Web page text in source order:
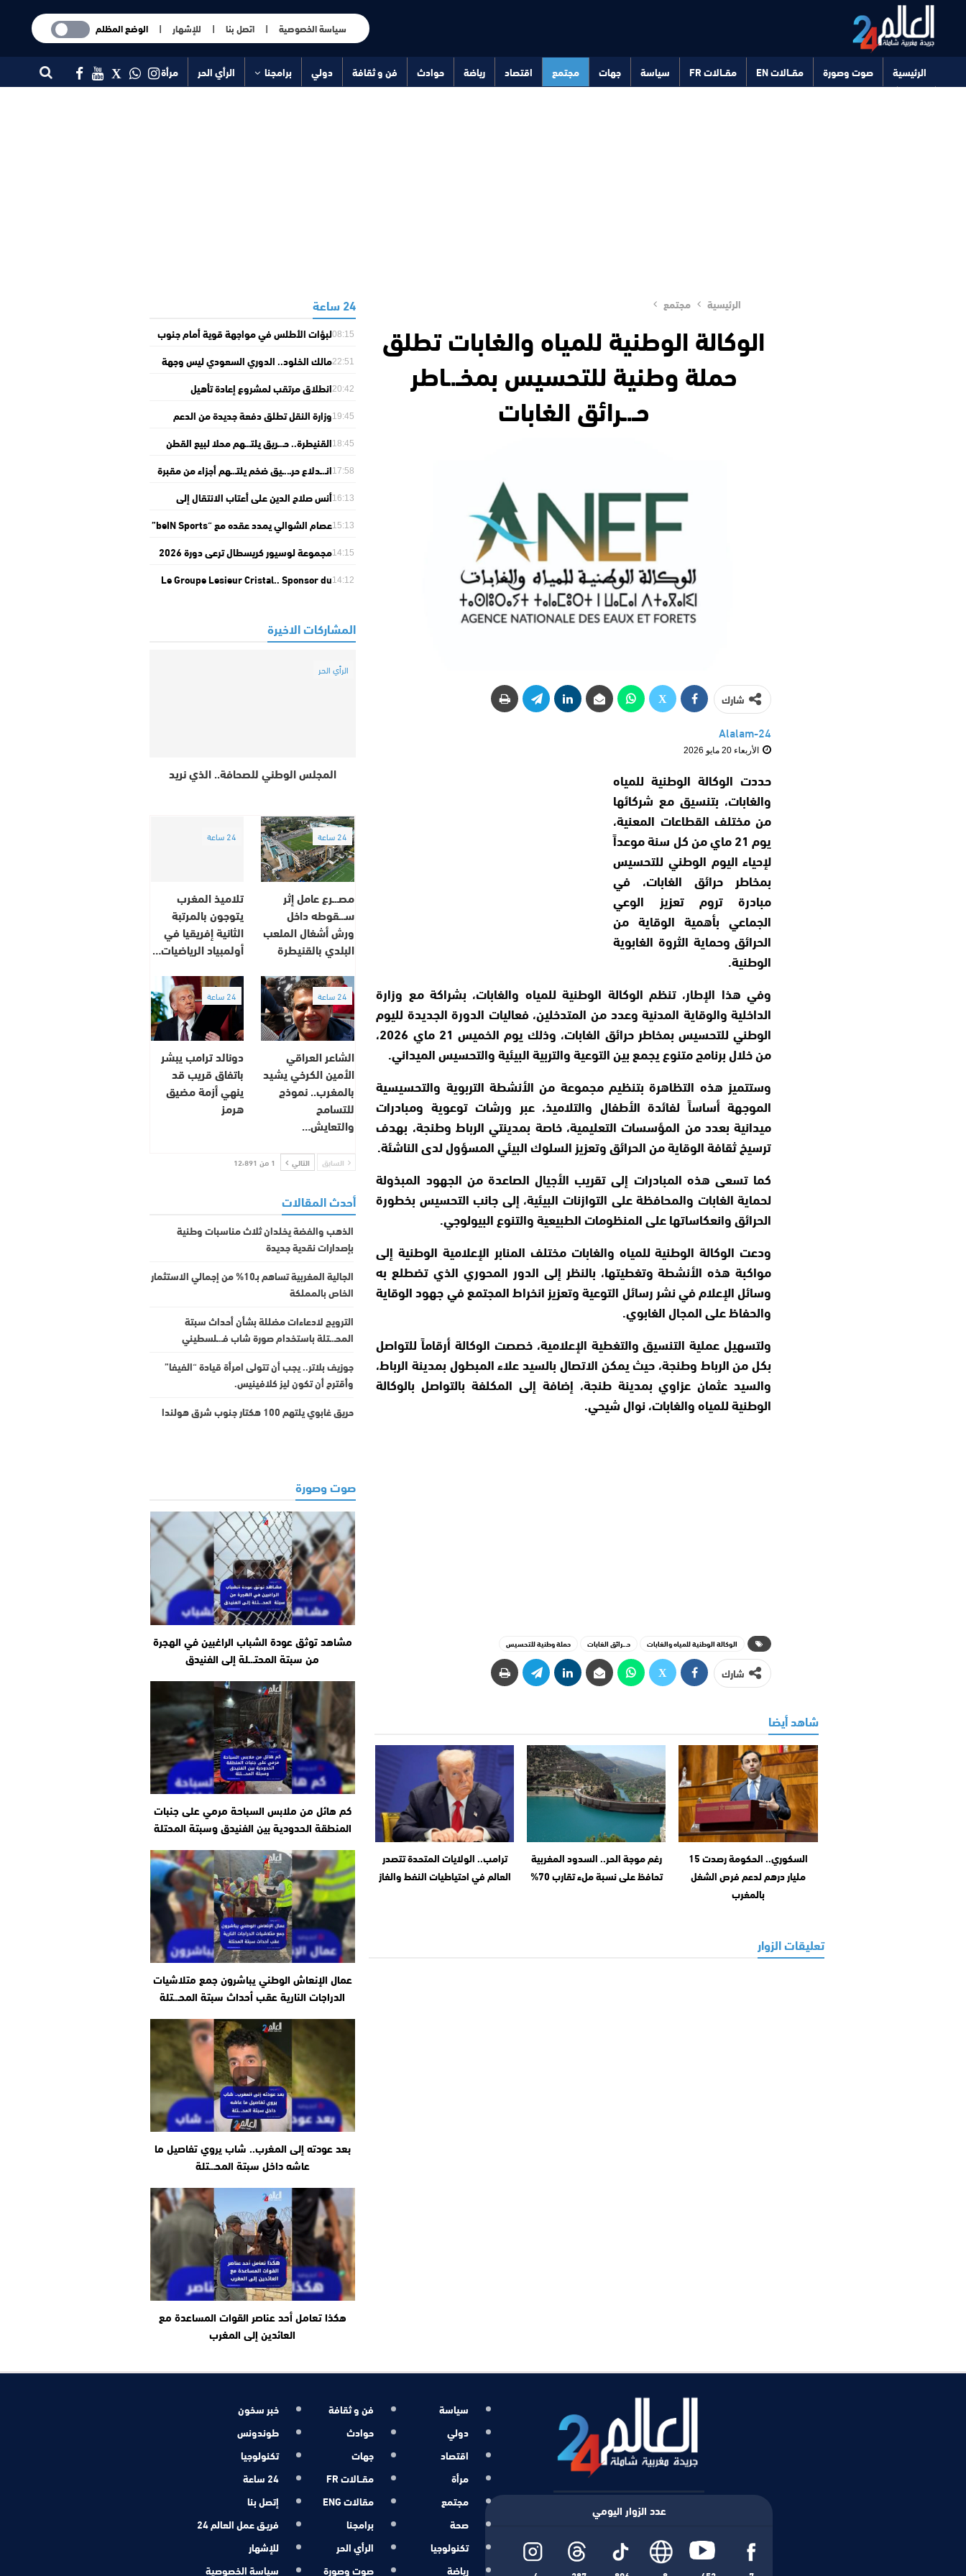
سياسة الخصوصية |اتصل بنا | للإشهار |الوضع المظلم
الرئيسية صوت وصورة مقــالات EN مقــالات FR سياسة جهات مجتمع اقتصاد رياضة حوادث فن و ثقافة دولي برامجنا الرأي الحر
مرأة
الرئيسية مجتمع
الوكالة الوطنية للمياه والغابات تطلق
حملة وطنية للتحسيس بمخـ.ـاطر
حـ.ـرائق الغابات
شارك
Alalam-24
الأربعاء 20 مايو 2026
حددت الوكالة الوطنية للمياه
والغابات، بتنسيق مع شركائها
من مختلف القطاعات المعنية،
يوم 21 ماي من كل سنة موعداً
لإحياء اليوم الوطني للتحسيس
بمخاطر حرائق الغابات، في
مبادرة تروم تعزيز الوعي
الجماعي بأهمية الوقاية من
الحرائق وحماية الثروة الغابوية
الوطنية.
وفي هذا الإطار، تنظم الوكالة الوطنية للمياه والغابات، بشراكة مع وزارة
الداخلية والوقاية المدنية وعدد من المتدخلين، فعاليات الدورة الجديدة لليوم
الوطني للتحسيس بمخاطر حرائق الغابات، وذلك يوم الخميس 21 ماي 2026،
من خلال برنامج متنوع يجمع بين التوعية والتربية البيئية والتحسيس الميداني.
وستتميز هذه التظاهرة بتنظيم مجموعة من الأنشطة التربوية والتحسيسية
الموجهة أساساً لفائدة الأطفال والتلاميذ، عبر ورشات توعوية ومبادرات
ميدانية بعدد من المؤسسات التعليمية، خاصة بمدينتي الرباط وطنجة، بهدف
ترسيخ ثقافة الوقاية من الحرائق وتعزيز السلوك البيئي المسؤول لدى الناشئة.
كما تسعى هذه المبادرات إلى تقريب الأجيال الصاعدة من الجهود المبذولة
لحماية الغابات والمحافظة على التوازنات البيئية، إلى جانب التحسيس بخطورة
الحرائق وانعكاساتها على المنظومات الطبيعية والتنوع البيولوجي.
ودعت الوكالة الوطنية للمياه والغابات مختلف المنابر الإعلامية الوطنية إلى
مواكبة هذه الأنشطة وتغطيتها، بالنظر إلى الدور المحوري الذي تضطلع به
وسائل الإعلام في نشر رسائل التوعية وتعزيز انخراط المجتمع في جهود الوقاية
والحفاظ على المجال الغابوي.
ولتسهيل عملية التنسيق والتغطية الإعلامية، خصصت الوكالة أرقاماً للتواصل
بكل من الرباط وطنجة، حيث يمكن الاتصال بالسيد علاء المبطول بمدينة الرباط،
والسيد عثمان عزاوي بمدينة طنجة، إضافة إلى المكلفة بالتواصل بالوكالة
الوطنية للمياه والغابات، نوال شيحي.
الوكالة الوطنية للمياه والغابات حـ.ـرائق الغابات حملة وطنية للتحسيس
شارك
شاهد أيضا
السكوري.. الحكومة رصدت 15
مليار درهم لدعم فرص الشغل
بالمغرب
رغم موجة الحر.. السدود المغربية
تحافظ على نسبة ملء تقارب 70%
ترامب.. الولايات المتحدة تتصدر
العالم في احتياطيات النفط والغاز
تعليقات الزوار
24 ساعة
08:15لبؤات الأطلس في مواجهة قوية أمام جنوب
إفريقيا بربع نهائي “كان السيدات”
22:51مالك الخلود.. الدوري السعودي ليس وجهة
20:42انطلاق مرتقب لمشروع إعادة تأهيل
19:45وزارة النقل تطلق دفعة جديدة من الدعم
18:45القنيطرة.. حـ.ـريق يلتـ.ـهم محلا لبيع القطن
أولاد عرفة17:58انـ.ـدلاع حرـ..ـيق ضخم يلتـ.ـهم أجزاء من مقبرة
16:13أنس صلاح الدين على أعتاب الانتقال إلى
15:13
عصام الشوالي يمدد عقده مع “beIN Sports”
14:15
مجموعة لوسيور كريسطال ترعى دورة 2026
14:12
Le Groupe Lesieur Cristal.. Sponsor du
المشاركات الاخيرة
الرأي الحر
المجلس الوطني للصحافة.. الذي نريد
24 ساعة
مصـ.ـرع عامل إثر
سـ.ـقوطه داخل
ورش أشغال الملعب
البلدي بالقنيطرة
24 ساعة
تلاميذ المغرب
يتوجون بالمرتبة
الثانية إفريقيا في
أولمبياد الرياضيات…
24 ساعة
الشاعر العراقي
الأمين الكرخي يشيد
بالمغرب.. نموذج
للتسامح
والتعايش…
24 ساعة
دونالد ترامب يبشر
باتفاق قريب قد
ينهي أزمة مضيق
هرمز
السابق التالي 1 من 12٬891
أحدث المقالات
الذهب والفضة يخلدان ثلاث مناسبات وطنية
بإصدارات نقدية جديدة
الجالية المغربية تساهم بـ10% من إجمالي الاستثمار
الخاص بالمملكة
الترويج لادعاءات مضللة بشأن أحداث سبتة
المحـ.ـتلة باستخدام صورة شاب فـ.ـلسطيني
جوزيف بلاتر.. يجب أن تتولى امرأة قيادة “الفيفا”
وأقترح أن تكون ليز كلافينيس.
حريق غابوي يلتهم 100 هكتار جنوب شرق هولندا
صوت وصورة
مشاهد توثق عودة الشباب الراغبين في الهجرة
من سبتة المحتـ.ـلة إلى الفنيدق
كم هائل من ملابس السباحة مرمي على جنبات
المنطقة الحدودية بين الفنيدق وسبتة المحتلة
عمال الإنعاش الوطني يباشرون جمع متلاشيات
الدراجات النارية عقب أحداث سبتة المحـ.ـتلة
بعد عودته إلى المغرب.. شاب يروي تفاصيل ما
عاشه داخل سبتة المحـ.ـتلة
هكذا تعامل أحد عناصر القوات المساعدة مع
العائدين إلى المغرب
عدد الزوار اليومي
سياسة
دولي
اقتصاد
مرأة
مجتمع
صحة
تكنولوجيا
رياضة
فن و ثقافة
حوادث
جهات
مقــالات FR
مقالات ENG
برامجنا
الرأي الحر
صوت وصورة
خبر سخون
طوندونس
تكنولوجيا
24 ساعة
إتصل بنا
فريـق عمل العالم 24
للإشهار
سياسة الخصوصية